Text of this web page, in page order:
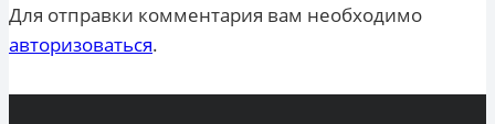
Для отправки комментария вам необходимо
авторизоваться.